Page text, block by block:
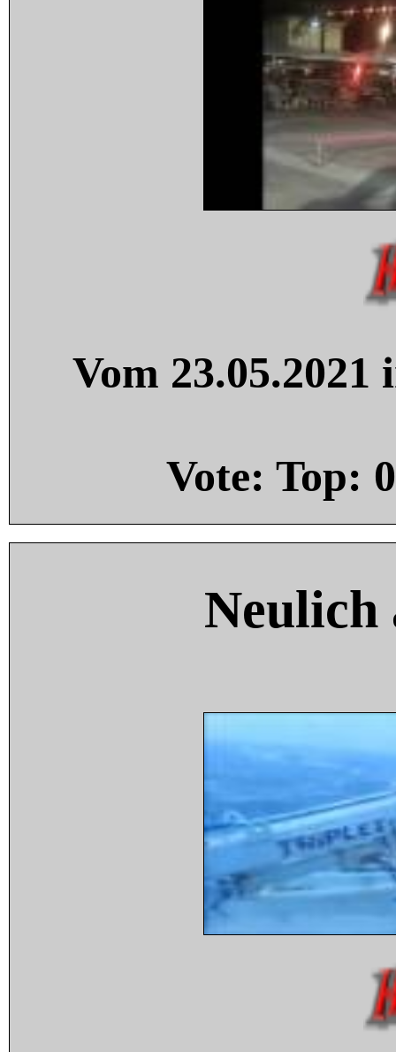
Vom
Vote: Top: 0
Neulich